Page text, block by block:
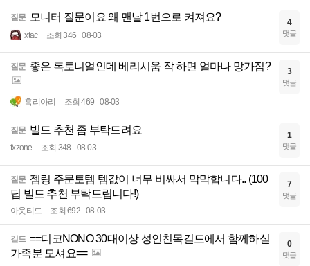
질문 모니터 질문이요 왜 맨날 1번으로 켜져요?
xtac 조회 346 08-03
4
댓글
질문 좋은 록토니얼인데 베리시움 작 하면 얼마나 망가짐?
흑리아리 조회 469 08-03
3
댓글
질문 빌드 추천 좀 부탁드려요
fxzone 조회 348 08-03
1
댓글
질문 젬링 주문토템 템값이 너무 비싸서 막막합니다.. (100
딥 빌드 추천 부탁드립니다!)
아웃티드 조회 692 08-03
7
댓글
길드 ==디코NONO 30대이상 성인친목길드에서 함께하실
가족분 모셔요==
0
댓글